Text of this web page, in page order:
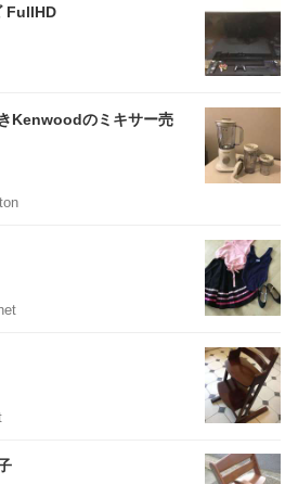
FullHD
Kenwoodのミキサー売